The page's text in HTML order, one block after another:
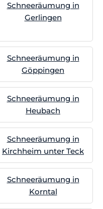
Schneeräumung in
Gerlingen
Schneeräumung in
Göppingen
Schneeräumung in
Heubach
Schneeräumung in
Kirchheim unter Teck
Schneeräumung in
Korntal